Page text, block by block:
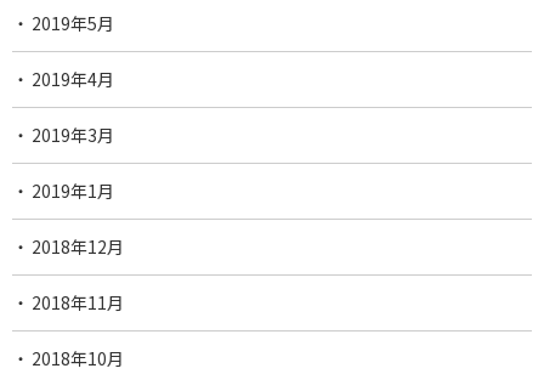
2019年5月
2019年4月
2019年3月
2019年1月
2018年12月
2018年11月
2018年10月